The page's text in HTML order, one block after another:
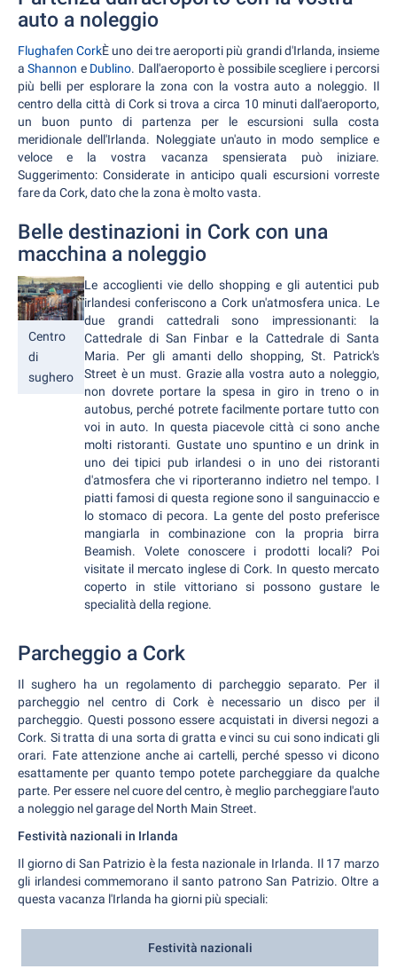
auto a noleggio
Flughafen CorkÈ uno dei tre aeroporti più grandi d'Irlanda, insieme
aShannon e Dublino. Dall'aeroporto è possibile scegliere i percorsi
più belli per esplorare la zona con la vostra auto a noleggio. Il
centro della città di Cork si trova a circa 10 minuti dall'aeroporto,
un buon punto di partenza per le escursioni sulla costa
meridionale dell'Irlanda. Noleggiate un'auto in modo semplice e
veloce e la vostra vacanza spensierata può iniziare.
Suggerimento: Considerate in anticipo quali escursioni vorreste
fare da Cork, dato che la zona è molto vasta.
Belle destinazioni in Cork con una
macchina a noleggio
Centro
di
sughero
Le accoglienti vie dello shopping e gli autentici pub
irlandesi conferiscono a Cork un'atmosfera unica. Le
due grandi cattedrali sono impressionanti: la
Cattedrale di San Finbar e la Cattedrale di Santa
Maria. Per gli amanti dello shopping, St. Patrick's
Street è un must. Grazie alla vostra auto a noleggio,
non dovrete portare la spesa in giro in treno o in
autobus, perché potrete facilmente portare tutto con
voi in auto. In questa piacevole città ci sono anche
molti ristoranti. Gustate uno spuntino e un drink in
uno dei tipici pub irlandesi o in uno dei ristoranti
d'atmosfera che vi riporteranno indietro nel tempo. I
piatti famosi di questa regione sono il sanguinaccio e
lo stomaco di pecora. La gente del posto preferisce
mangiarla in combinazione con la propria birra
Beamish. Volete conoscere i prodotti locali? Poi
visitate il mercato inglese di Cork. In questo mercato
coperto in stile vittoriano si possono gustare le
specialità della regione.
Parcheggio a Cork
Il sughero ha un regolamento di parcheggio separato. Per il
parcheggio nel centro di Cork è necessario un disco per il
parcheggio. Questi possono essere acquistati in diversi negozi a
Cork. Si tratta di una sorta di gratta e vinci su cui sono indicati gli
orari. Fate attenzione anche ai cartelli, perché spesso vi dicono
esattamente per quanto tempo potete parcheggiare da qualche
parte. Per essere nel cuore del centro, è meglio parcheggiare l'auto
a noleggio nel garage del North Main Street.
Festività nazionali in Irlanda
Il giorno di San Patrizio è la festa nazionale in Irlanda. Il 17 marzo
gli irlandesi commemorano il santo patrono San Patrizio. Oltre a
questa vacanza l'Irlanda ha giorni più speciali:
Festività nazionali